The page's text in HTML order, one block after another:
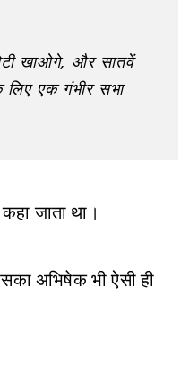
खाओगे, और सातवें
लिए एक गंभीर सभा
कहा जाता था।
अभिषेक भी ऐसी ही